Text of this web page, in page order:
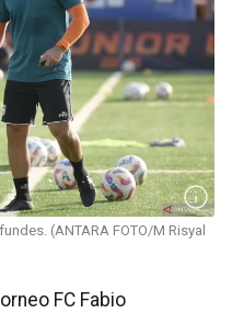
(ANTARA FOTO/M Risyal
FC Fabio